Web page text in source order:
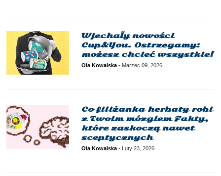
Wjechały nowości
Cup&You. Ostrzegamy:
możesz chcieć wszystkie!
Ola Kowalska - Marzec 09, 2026
Co filiżanka herbaty robi
z Twoim mózgiem Fakty,
które zaskoczą nawet
sceptycznych
Ola Kowalska- Luty 23, 2026